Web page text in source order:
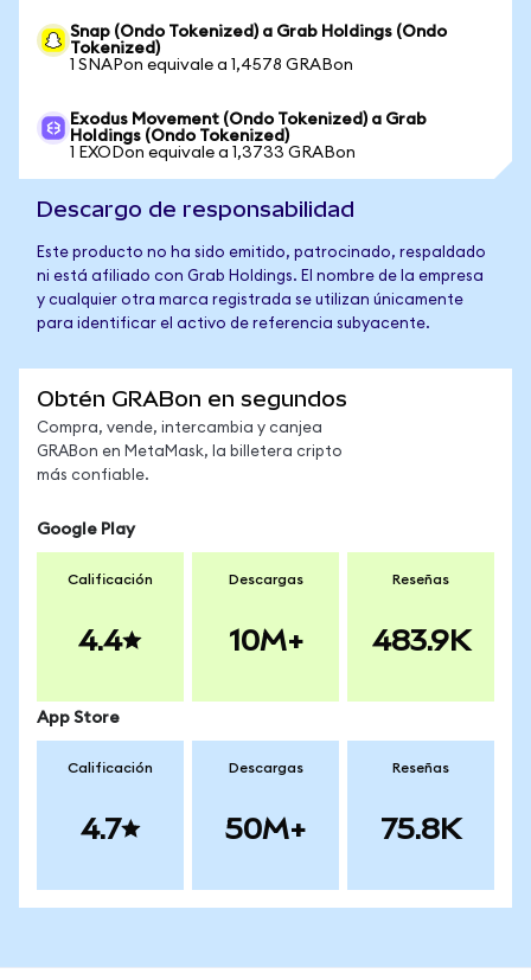
Snap (Ondo Tokenized) a Grab Holdings (Ondo
Tokenized)
1 SNAPon equivale a 1,4578 GRABon
Exodus Movement (Ondo Tokenized) a Grab
Holdings (Ondo Tokenized)
1 EXODon equivale a 1,3733 GRABon
Descargo de responsabilidad
Este producto no ha sido emitido, patrocinado, respaldado
ni está afiliado con Grab Holdings. El nombre de la empresa
y cualquier otra marca registrada se utilizan únicamente
para identificar el activo de referencia subyacente.
Obtén GRABon en segundos
Compra, vende, intercambia y canjea
GRABon en MetaMask, la billetera cripto
más confiable.
Google Play
Calificación
4.4
Descargas
10M+
Reseñas
483.9K
App Store
Calificación
4.7
Descargas
50M+
Reseñas
75.8K